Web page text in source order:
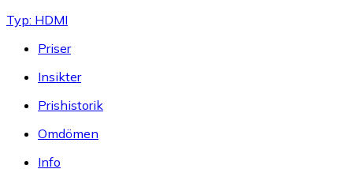
Typ: HDMI
Priser
Insikter
Prishistorik
Omdömen
Info